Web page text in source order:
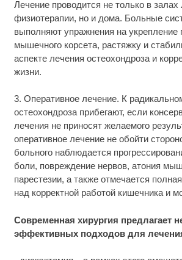
Лечение проводится не только в
физиотерапии, но и дома. Больные
выполняют упражнения на укрепление
мышечного корсета, растяжку и
аспекте лечения остеохондроза и
жизни.
3. Оперативное лечение. К
остеохондроза прибегают, если
лечения не приносят желаемого
оперативное лечение не обойти
больного наблюдается
боли, повреждение нервов, атония
парестезии, а также отмечается
над корректной работой кишечника и
Современная хирургия предлагает
эффективных подходов для